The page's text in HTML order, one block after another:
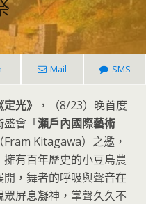
Mail SMS
定光》
，（8/23）晚首度
盛會「瀨戶內國際藝術
Kitagawa）之邀，
有百年歷史的小豆島農
，舞者的呼吸與聲音在
屏息凝神，掌聲久久不